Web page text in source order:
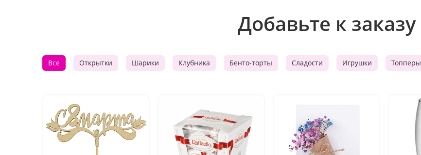
Добавьте к заказу
Все Открытки Шарики Клубника Бенто-торты Сладости Игрушки Топперы